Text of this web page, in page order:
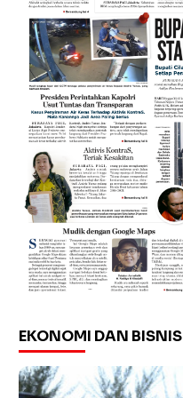
EKONOMI DAN BISNIS